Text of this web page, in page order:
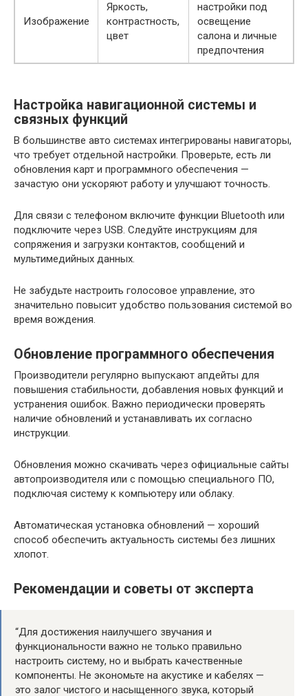
Изображение
Яркость,
контрастность,
цвет
настройки под
освещение
салона и личные
предпочтения
Настройка навигационной системы и
связных функций
В большинстве авто системах интегрированы навигаторы,
что требует отдельной настройки. Проверьте, есть ли
обновления карт и программного обеспечения —
зачастую они ускоряют работу и улучшают точность.
Для связи с телефоном включите функции Bluetooth или
подключите через USB. Следуйте инструкциям для
сопряжения и загрузки контактов, сообщений и
мультимедийных данных.
Не забудьте настроить голосовое управление, это
значительно повысит удобство пользования системой во
время вождения.
Обновление программного обеспечения
Производители регулярно выпускают апдейты для
повышения стабильности, добавления новых функций и
устранения ошибок. Важно периодически проверять
наличие обновлений и устанавливать их согласно
инструкции.
Обновления можно скачивать через официальные сайты
автопроизводителя или с помощью специального ПО,
подключая систему к компьютеру или облаку.
Автоматическая установка обновлений — хороший
способ обеспечить актуальность системы без лишних
хлопот.
Рекомендации и советы от эксперта
“Для достижения наилучшего звучания и
функциональности важно не только правильно
настроить систему, но и выбрать качественные
компоненты. Не экономьте на акустике и кабелях —
это залог чистого и насыщенного звука, который